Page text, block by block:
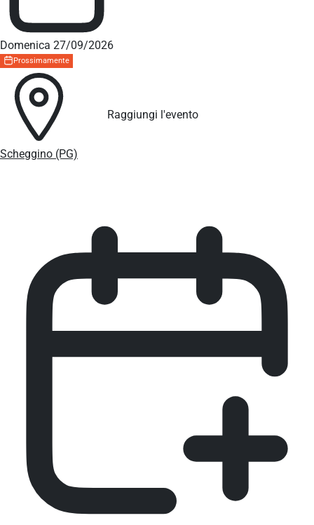
Domenica 27/09/2026
Prossimamente
Scheggino (PG)
Raggiungi l'evento